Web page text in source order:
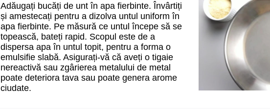
Adăugați bucăți de unt în apa fierbinte. Învârtiți
și amestecați pentru a dizolva untul uniform în
apa fierbinte. Pe măsură ce untul începe să se
topească, bateți rapid. Scopul este de a
dispersa apa în untul topit, pentru a forma o
emulsifie slabă. Asigurați-vă că aveți o tigaie
nereactivă sau zgârierea metalului de metal
poate deteriora tava sau poate genera arome
ciudate.